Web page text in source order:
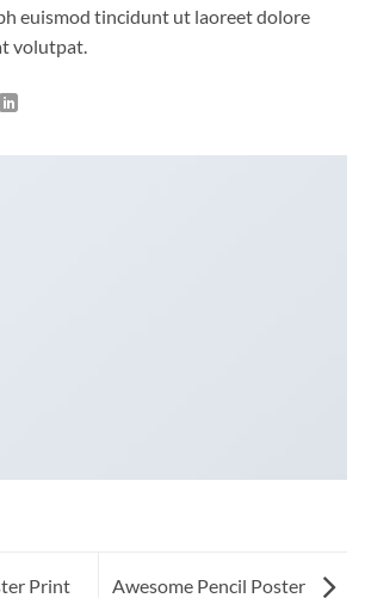
euismod tincidunt ut laoreet dolore
volutpat.
Print Awesome Pencil Poster